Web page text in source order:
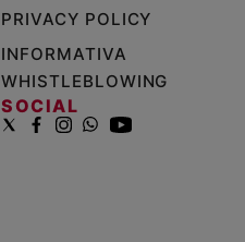
PRIVACY POLICY
INFORMATIVA
WHISTLEBLOWING
SOCIAL